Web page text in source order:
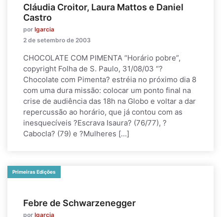
Cláudia Croitor, Laura Mattos e Daniel
Castro
por lgarcia
2 de setembro de 2003
CHOCOLATE COM PIMENTA “Horário pobre”,
copyright Folha de S. Paulo, 31/08/03 “?
Chocolate com Pimenta? estréia no próximo dia 8
com uma dura missão: colocar um ponto final na
crise de audiência das 18h na Globo e voltar a dar
repercussão ao horário, que já contou com as
inesquecíveis ?Escrava Isaura? (76/77), ?
Cabocla? (79) e ?Mulheres […]
Primeiras Edições
Febre de Schwarzenegger
por lgarcia